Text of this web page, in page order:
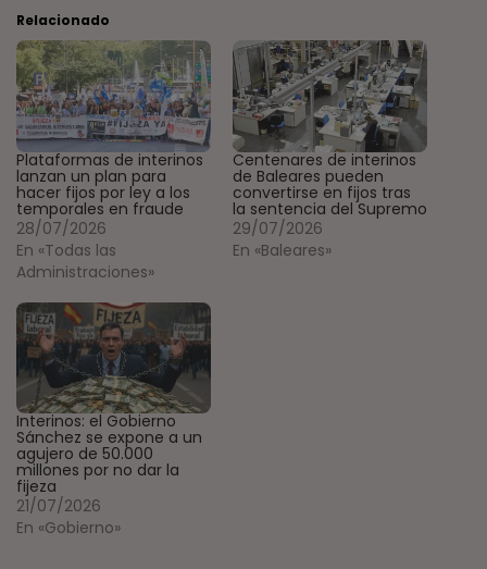
Relacionado
Plataformas de interinos
lanzan un plan para
hacer fijos por ley a los
temporales en fraude
28/07/2026
En «Todas las
Administraciones»
Centenares de interinos
de Baleares pueden
convertirse en fijos tras
la sentencia del Supremo
29/07/2026
En «Baleares»
Interinos: el Gobierno
Sánchez se expone a un
agujero de 50.000
millones por no dar la
fijeza
21/07/2026
En «Gobierno»